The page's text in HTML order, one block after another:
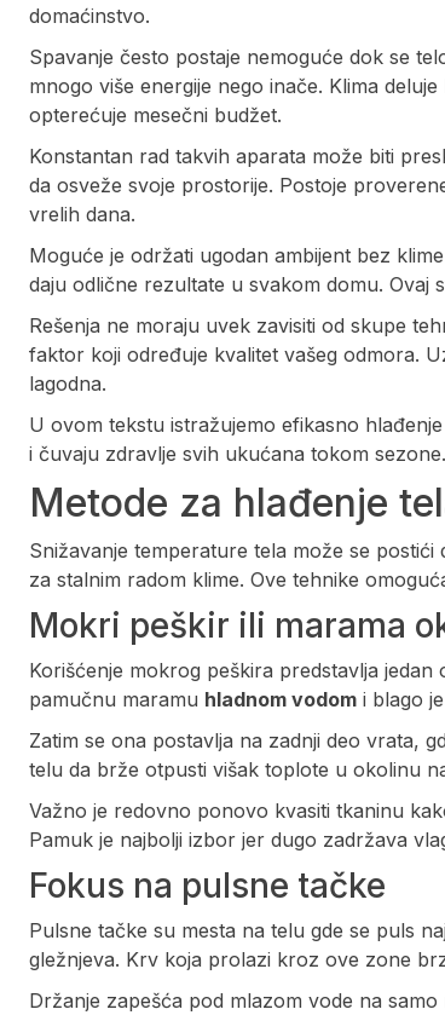
domaćinstvo.
Spavanje često postaje nemoguće dok se
mnogo više energije nego inače. Klima
opterećuje mesečni budžet.
Konstantan rad takvih aparata može biti
da osveže svoje prostorije. Postoje
vrelih dana.
Moguće je održati ugodan ambijent bez
daju odlične rezultate u svakom domu. Ovaj
Rešenja ne moraju uvek zavisiti od skupe
faktor koji određuje kvalitet vašeg odmora.
lagodna.
U ovom tekstu istražujemo efikasno
i čuvaju zdravlje svih ukućana tokom sezone.
Metode za hlađenje
Snižavanje temperature tela može se
za stalnim radom klime. Ove tehnike
Mokri peškir ili marama
Korišćenje mokrog peškira predstavlja jedan
pamučnu maramu hladnom vodom i blago
Zatim se ona postavlja na zadnji deo vrata,
telu da brže otpusti višak toplote u okolinu
Važno je redovno ponovo kvasiti tkaninu
Pamuk je najbolji izbor jer dugo zadržava
Fokus na pulsne tačke
Pulsne tačke su mesta na telu gde se puls
gležnjeva. Krv koja prolazi kroz ove zone
Držanje zapešća pod mlazom vode na